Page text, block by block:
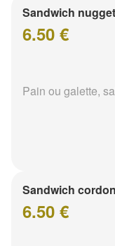
Sandwich
6.50 €
Pain ou galette,
Sandwich
6.50 €